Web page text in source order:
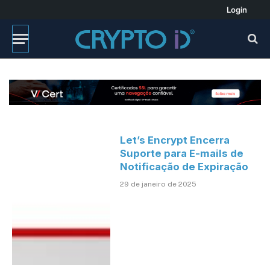
Login
Let’s Encrypt Encerra
Suporte para E-mails de
Notificação de Expiração
29 de janeiro de 2025